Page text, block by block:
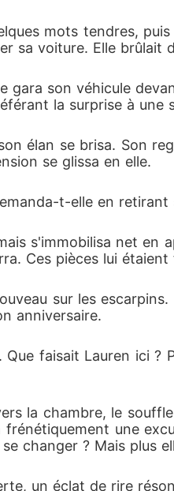
mots tendres,
sa voiture. Elle brûlait
gara son véhicule
la surprise à une
élan se brisa. Son
se glissa en elle.
t-elle en retirant
s'immobilisa net en
Ces pièces lui
sur les
anniversaire.
Que faisait Lauren ici
la chambre, le
frénétiquement une
changer ? Mais plus
un éclat de rire